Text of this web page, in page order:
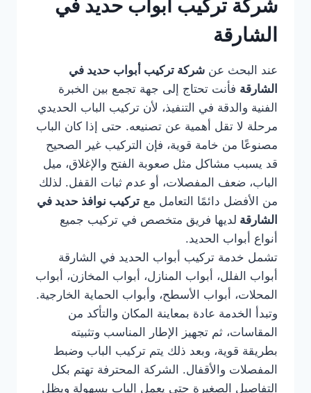
شركة تركيب أبواب حديد في
الشارقة
عند البحث عن شركة تركيب أبواب حديد في
الشارقة فأنت تحتاج إلى جهة تجمع بين الخبرة
الفنية والدقة في التنفيذ، لأن تركيب الباب الحديدي
مرحلة لا تقل أهمية عن تصنيعه. حتى إذا كان الباب
مصنوعًا من خامة قوية، فإن التركيب غير الصحيح
قد يسبب مشاكل مثل صعوبة الفتح والإغلاق، ميل
الباب، ضعف المفصلات، أو عدم ثبات القفل. لذلك
من الأفضل دائمًا التعامل مع تركيب نوافذ حديد في
الشارقة لديها فريق متخصص في تركيب جميع
أنواع أبواب الحديد.
تشمل خدمة تركيب أبواب الحديد في الشارقة
أبواب الفلل، أبواب المنازل، أبواب المخازن، أبواب
المحلات، أبواب الأسطح، وأبواب الحماية الخارجية.
وتبدأ الخدمة عادة بمعاينة المكان والتأكد من
المقاسات، ثم تجهيز الإطار المناسب وتثبيته
بطريقة قوية، وبعد ذلك يتم تركيب الباب وضبط
المفصلات والأقفال. الشركة المحترفة تهتم بكل
التفاصيل الصغيرة حتى يعمل الباب بسهولة ويظل